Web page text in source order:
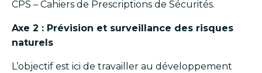
CPS – Cahiers de Prescriptions de Sécurités.
Axe 2 : Prévision et surveillance des risques
naturels
L’objectif est ici de travailler au développement